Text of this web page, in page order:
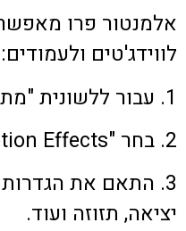
אלמנטור פרו
לווידג'טים ולעמודים:
1. עבור ללשונית "מתקדם" בפאנל העריכה.
2. בחר "Motion Effects".
3. התאם את
יציאה, תזוזה ועוד.